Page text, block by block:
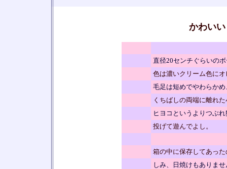
かわい
直径20センチぐらいの
色は濃いクリーム色に
毛足は短めでやわらか
くちばしの両端に離れ
ヒヨコというよりつぶ
投げて遊んでよし。
箱の中に保存してあっ
しみ、日焼けもありませ